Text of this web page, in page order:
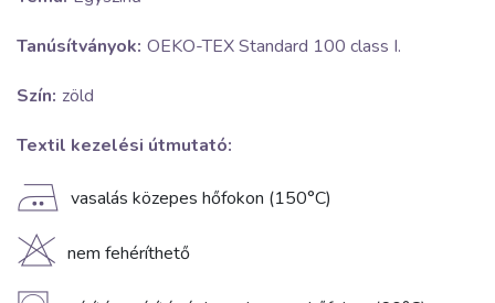
Tanúsítványok: OEKO-TEX Standard 100 class I.
Szín: zöld
Textil kezelési útmutató:
E vasalás közepes hőfokon (150°C)
H nem fehéríthető